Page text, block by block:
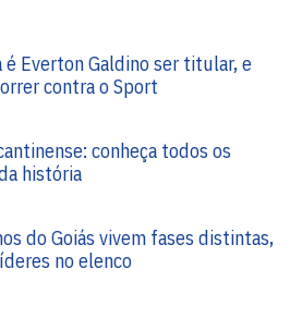
é Everton Galdino ser titular, e
contra o Sport
conheça todos os
história
do Goiás vivem fases distintas,
no elenco